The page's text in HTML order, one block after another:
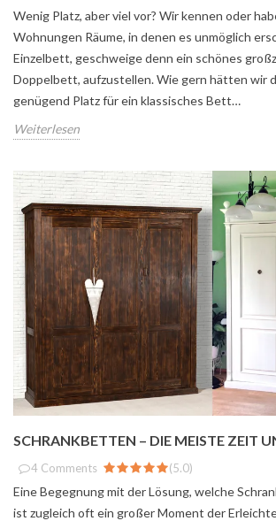
Wenig Platz, aber viel vor? Wir kennen oder
Wohnungen Räume, in denen es unmöglich
Einzelbett, geschweige denn ein schönes
Doppelbett, aufzustellen. Wie gern hätten wir
genügend Platz für ein klassisches Bett…
Weiterlesen
SCHRANKBETTEN – DIE MEISTE ZEIT
4 Comments (5.0)
Eine Begegnung mit der Lösung, welche
ist zugleich oft ein großer Moment der